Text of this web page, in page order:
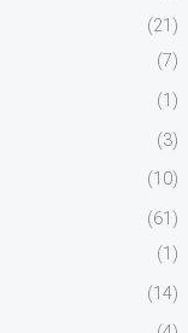
(21)
(7)
(1)
(3)
(10)
(61)
(1)
(14)